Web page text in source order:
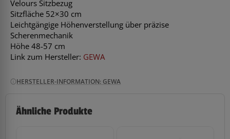
Velours Sitzbezug
Sitzfläche 52×30 cm
Leichtgängige Höhenverstellung über präzise
Scherenmechanik
Höhe 48-57 cm
Link zum Hersteller: GEWA
HERSTELLER-INFORMATION: GEWA
Ähnliche Produkte